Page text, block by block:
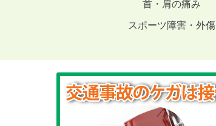
首・肩の痛み
スポーツ障害・外傷